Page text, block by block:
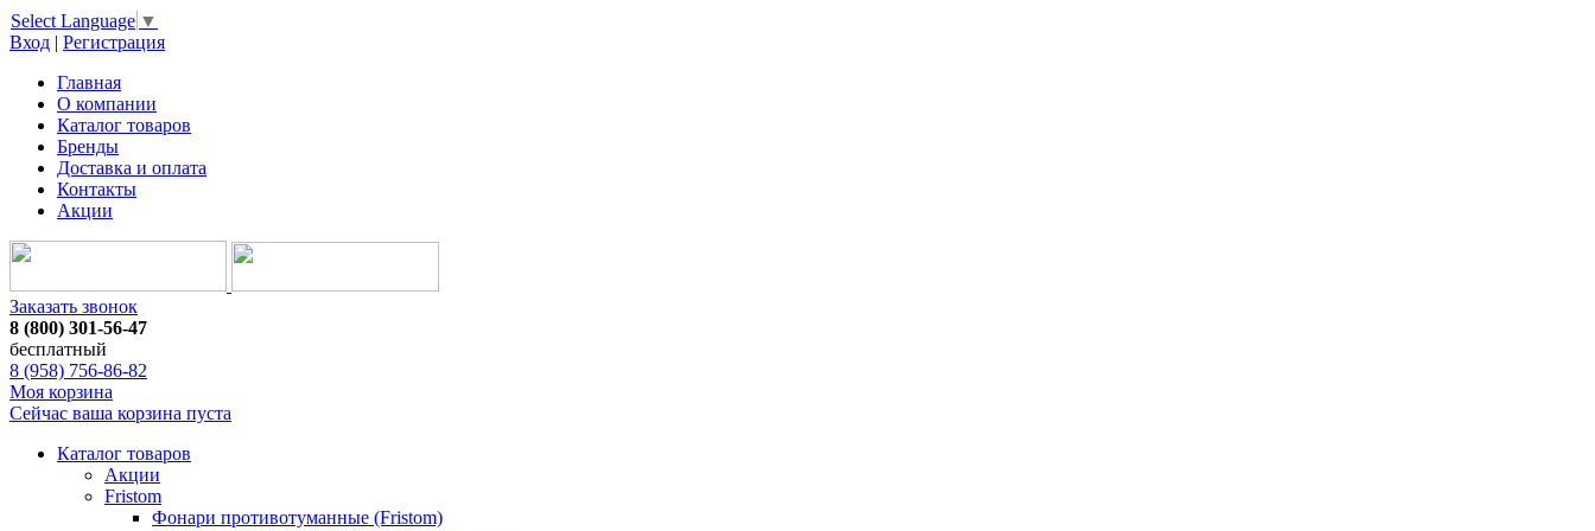
Select Language ▼
Вход | Регистрация
Главная
О компании
Каталог товаров
Бренды
Доставка и оплата
Контакты
Акции
Заказать звонок
8 (800) 301-56-47
бесплатный
8 (958) 756-86-82
Моя корзина
Сейчас ваша корзина пуста
Каталог товаров
Акции
Fristom
Фонари противотуманные (Fristom)